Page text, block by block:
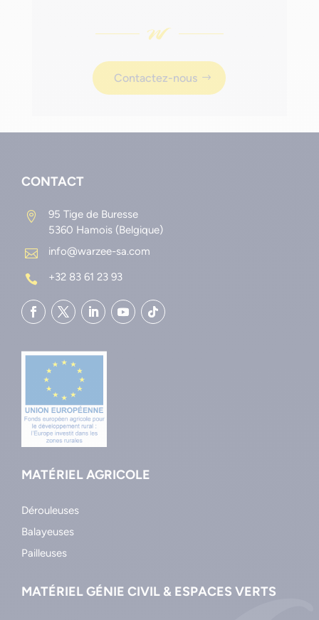
Contactez-nous
CONTACT

95 Tige de Buresse
5360 Hamois (Belgique)

info@warzee-sa.com
 +32 83 61 23 93
MATÉRIEL AGRICOLE
Dérouleuses
Balayeuses
Pailleuses
MATÉRIEL GÉNIE CIVIL & ESPACES VERTS